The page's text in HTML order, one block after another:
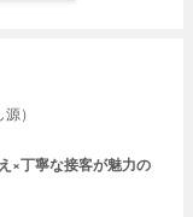
）
×丁寧な接客が魅力の